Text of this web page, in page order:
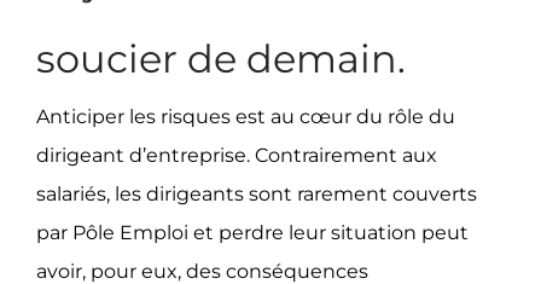
soucier de demain.
Anticiper les risques est au cœur du rôle du
dirigeant d’entreprise. Contrairement aux
salariés, les dirigeants sont rarement couverts
par Pôle Emploi et perdre leur situation peut
avoir, pour eux, des conséquences